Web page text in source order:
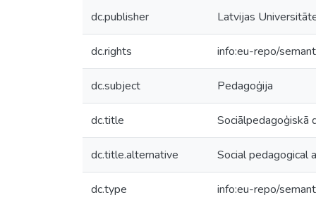
dc.publisher Latvijas
dc.rights info:eu-repo/
dc.subject Pedagoģija
dc.title Sociālpedagoģiskā
dc.title.alternative Social pedagogical
dc.type info:eu-repo/